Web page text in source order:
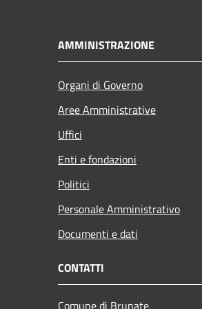
AMMINISTRAZIONE
Organi di Governo
Aree Amministrative
Uffici
Enti e fondazioni
Politici
Personale Amministrativo
Documenti e dati
CONTATTI
Comune di Brunate